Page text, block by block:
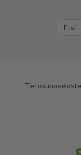
Tietosuojaseloste